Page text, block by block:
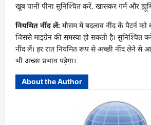
खूब पानी पीना सुनिश्चित करें, खासकर गर्म और
नियमित नींद लें: मौसम में बदलाव नींद के पैटर्न को
जिससे माइग्रेन की समस्या हो सकती है। सुनिश्चित
नींद लें। हर रात नियमित रूप से अच्छी नींद लेने से
भी अच्छा प्रभाव पड़ेगा।
About the Author